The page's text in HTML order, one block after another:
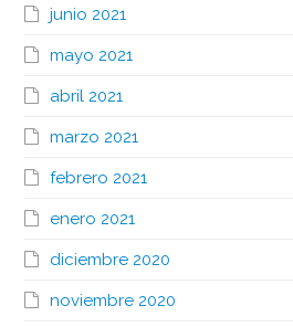
junio 2021
mayo 2021
abril 2021
marzo 2021
febrero 2021
enero 2021
diciembre 2020
noviembre 2020